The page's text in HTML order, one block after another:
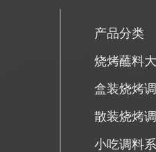
产品分类
烧烤蘸料
盒装烧烤
散装烧烤
小吃调料